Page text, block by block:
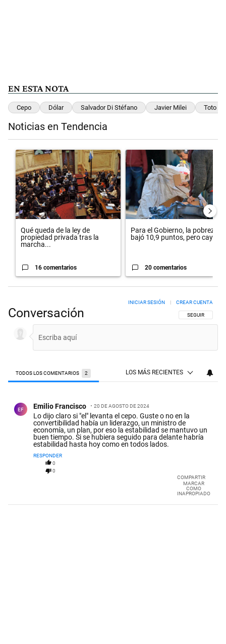
EN ESTA NOTA
Cepo Dólar Salvador Di Stéfano Javier Milei Toto
Noticias en Tendencia
Un artículo de tendencia con el título "Qué queda de la ley de
Qué queda de la ley de
propiedad privada tras la
marcha...
16 comentarios
Un artículo de tendencia con el
Para el Gobierno, la pobreza
bajó 10,9 puntos, pero cay...
20 comentarios
Conversación SIGA ESTA
SEGUIR
INICIAR SESIÓN CREAR CUENTA
TODOS LOS COMENTARIOS 2 LOS MÁS RECIENTES
EF Emilio Francisco 20 DE AGOSTO DE 2024
Lo dijo claro si "el" levanta el cepo. Guste o no en la
convertibilidad había un liderazgo, un ministro de
economía, un plan, por eso la estabilidad se mantuvo un
buen tiempo. Si se hubiera seguido para delante habría
estabilidad hasta hoy como en todos lados.
RESPONDER
0
0
COMPARTIR
MARCAR
COMO
INAPROPIADO